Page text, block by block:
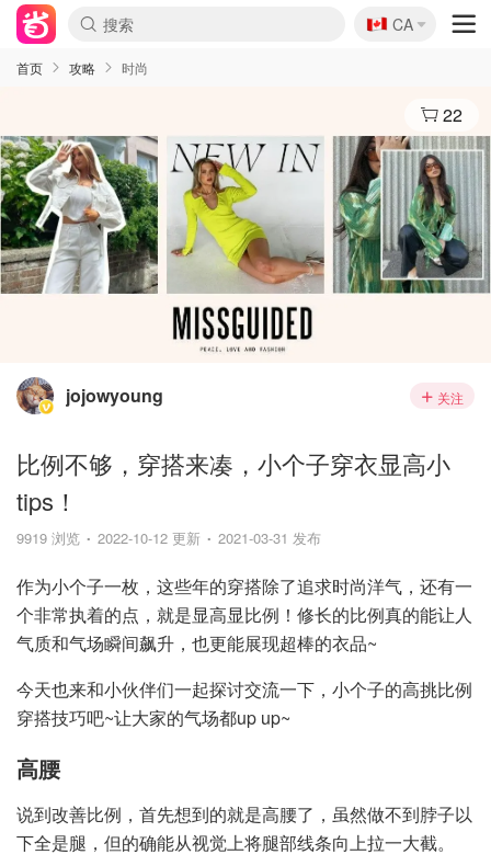
🇨🇦
CA
首页 攻略 时尚
22
jojowyoung 关注
比例不够，穿搭来凑，小个子穿衣显高小
tips！
9919 浏览 2022-10-12 更新 2021-03-31 发布
作为小个子一枚，这些年的穿搭除了追求时尚洋气，还有一
个非常执着的点，就是显高显比例！修长的比例真的能让人
气质和气场瞬间飙升，也更能展现超棒的衣品~
今天也来和小伙伴们一起探讨交流一下，小个子的高挑比例
穿搭技巧吧~让大家的气场都up up~
高腰
说到改善比例，首先想到的就是高腰了，虽然做不到脖子以
下全是腿，但的确能从视觉上将腿部线条向上拉一大截。